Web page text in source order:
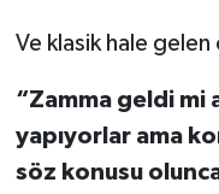
Ve klasik hale
“Zamma geldi mi
yapıyorlar ama
söz konusu